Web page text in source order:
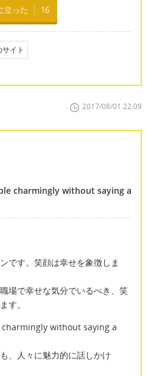
立った 16
イト
2017/08/01 22:09
charmingly without saying a
です。笑顔は幸せを象徴しま
場で幸せな気分でいるべき、笑
す。
without saying a
、人々に魅力的に話しかけ